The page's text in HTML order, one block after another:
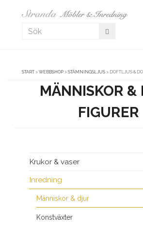
START > WEBBSHOP > STÄMNINGSLJUS > DOFTLJUS &
MÄNNISKOR &
FIGURER
Krukor & vaser
Inredning
Människor & djur
Konstväxter